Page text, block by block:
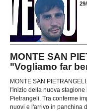
MONTE SAN
"Vogliamo far
MONTE SAN
l'inizio della nuova stagione
Pietrangeli. Tra conferme
nuovi e l'arrivo in panchina